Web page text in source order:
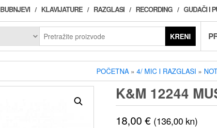
BUBNJEVI KLAVIJATURE RAZGLASI RECORDING GUDAČI I
KRENI
POČETNA » 4/ MIC I RAZGLASI »
K&M 12244
18,00€ (136,00 kn)